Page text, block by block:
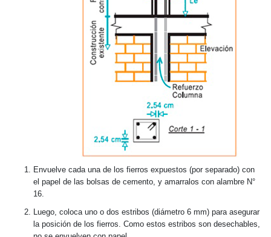
Envuelve cada una de los fierros expuestos (por separado) con
el papel de las bolsas de cemento, y amarralos con alambre N°
16.
Luego, coloca uno o dos estribos (diámetro 6 mm) para asegurar
la posición de los fierros. Como estos estribos son desechables,